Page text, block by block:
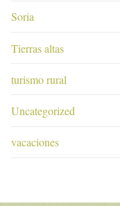
Soria
Tierras altas
turismo rural
Uncategorized
vacaciones